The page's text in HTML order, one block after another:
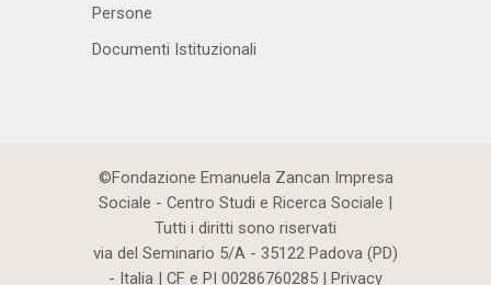
Persone
Documenti Istituzionali
©Fondazione Emanuela Zancan Impresa
Sociale - Centro Studi e Ricerca Sociale |
Tutti i diritti sono riservati
via del Seminario 5/A - 35122 Padova (PD)
- Italia | CF e PI 00286760285 | Privacy